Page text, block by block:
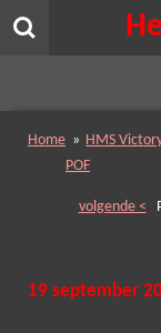
Ga
Home » HMS
POF
volgende <
19 september